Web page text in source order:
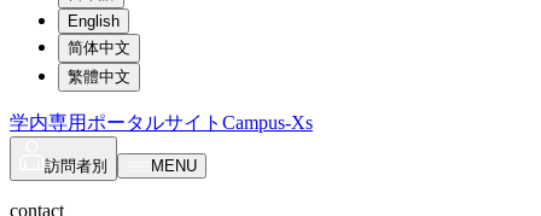
English
简体中文
繁體中文
学内専用ポータルサイト Campus-Xs
訪問者別 MENU
contact